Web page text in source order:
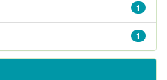
1
1